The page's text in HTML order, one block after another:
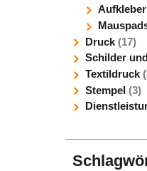
Aufkleber
Druck (17)
Schilder
Textildruck
Stempel (3)